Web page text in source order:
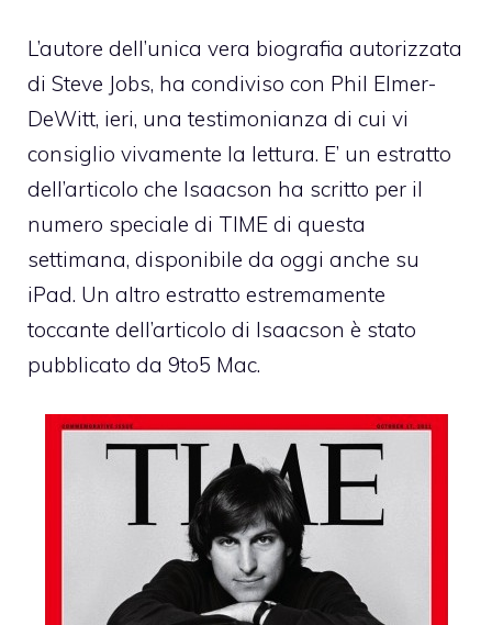
L’autore dell’unica vera biografia autorizzata
di Steve Jobs, ha condiviso con Phil Elmer-
DeWitt, ieri, una testimonianza di cui vi
consiglio vivamente la lettura. E’ un estratto
dell’articolo che Isaacson ha scritto per il
numero speciale di TIME di questa
settimana, disponibile da oggi anche su
iPad. Un altro estratto estremamente
toccante dell’articolo di Isaacson è stato
pubblicato da 9to5 Mac.